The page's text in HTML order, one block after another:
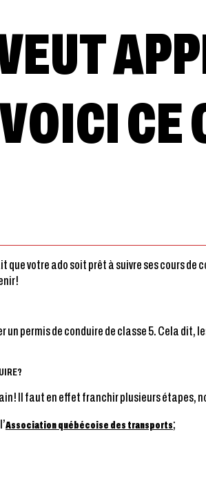
CE
votre ado soit prêt à suivre ses cours
permis de conduire de classe 5. Cela
Il faut en effet franchir plusieurs étapes,
Association québécoise des transports;